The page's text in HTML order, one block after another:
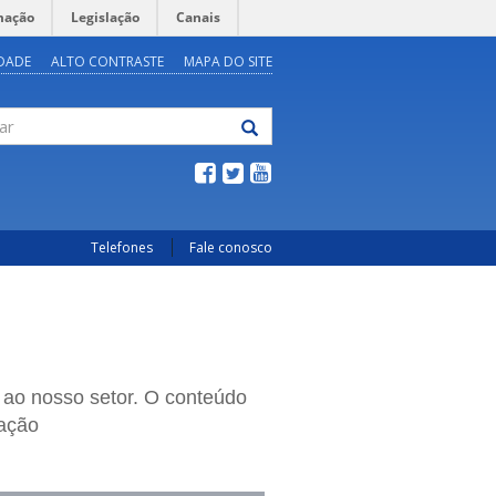
Legislação Canais
ALTO CONTRASTE MAPA DO SITE
Telefones Fale conosco
nosso setor. O conteúdo